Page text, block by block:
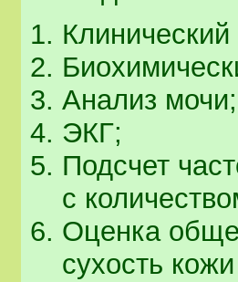
Анализ мочи;
ЭКГ;
Подсчет
с
Оценка
сухость